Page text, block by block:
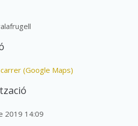
(Google Maps)
2019 14:09